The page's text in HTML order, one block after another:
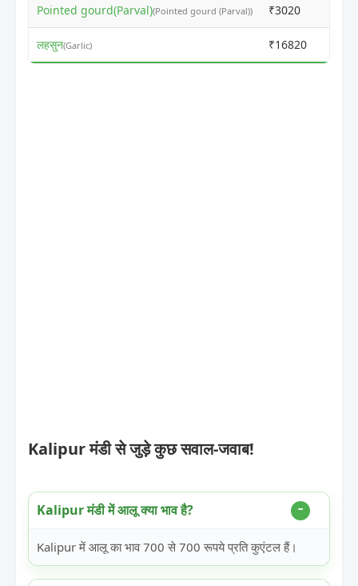
Pointed gourd(Parval)(Pointed gourd (Parval)) ₹3020
लहसुन(Garlic) ₹16820
Kalipur मंडी से जुड़े कुछ सवाल-जवाब!
Kalipur मंडी में आलू क्या भाव है?
Kalipur में आलू का भाव 700 से 700 रूपये प्रति कुएंटल हैं।